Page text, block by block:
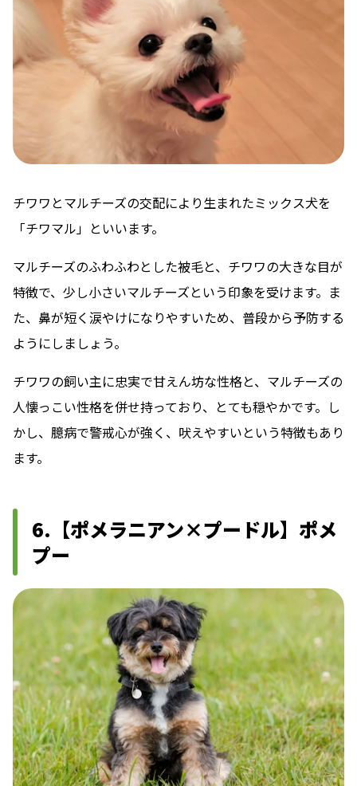
チワワとマルチーズの交配により生まれたミックス犬を
「チワマル」といいます。
マルチーズのふわふわとした被毛と、チワワの大きな目が
特徴で、少し小さいマルチーズという印象を受けます。ま
た、鼻が短く涙やけになりやすいため、普段から予防する
ようにしましょう。
チワワの飼い主に忠実で甘えん坊な性格と、マルチーズの
人懐っこい性格を併せ持っており、とても穏やかです。し
かし、臆病で警戒心が強く、吠えやすいという特徴もあり
ます。
6.【ポメラニアン×プードル】ポメ
プー